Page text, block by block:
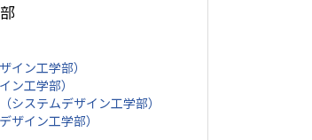
イン工学部）
ン工学部）
システムデザイン工学部）
ザイン工学部）